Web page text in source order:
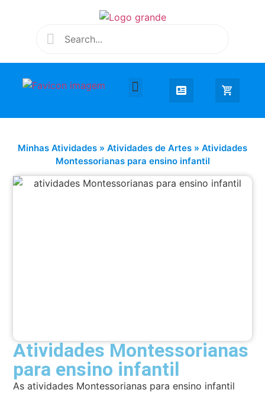
Minhas Atividades » Atividades de Artes » Atividades
Montessorianas para ensino infantil
Atividades Montessorianas
para ensino infantil
As atividades Montessorianas para ensino infantil